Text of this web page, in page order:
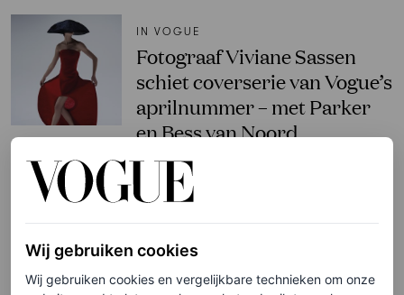
IN VOGUE
Fotograaf Viviane Sassen
schiet coverserie van Vogue’s
aprilnummer – met Parker
en Bess van Noord
TATJANA ALMULI
MODELS
Parker en Bess van Noord
sieren Vogue’s aprilcover:
Wij gebruiken cookies
Wij gebruiken cookies en vergelijkbare technieken om onze